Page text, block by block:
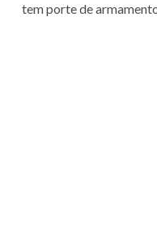
tem porte de